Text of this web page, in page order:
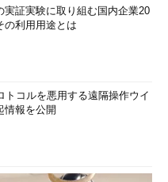
実証実験に取り組む国内企業20
の利用用途とは
トコルを悪用する遠隔操作ウイ
情報を公開